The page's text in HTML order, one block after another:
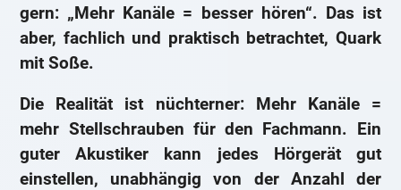
gern: „Mehr Kanäle = besser hören“. Das ist
aber, fachlich und praktisch betrachtet, Quark
mit Soße.
Die Realität ist nüchterner: Mehr Kanäle =
mehr Stellschrauben für den Fachmann. Ein
guter Akustiker kann jedes Hörgerät gut
einstellen, unabhängig von der Anzahl der